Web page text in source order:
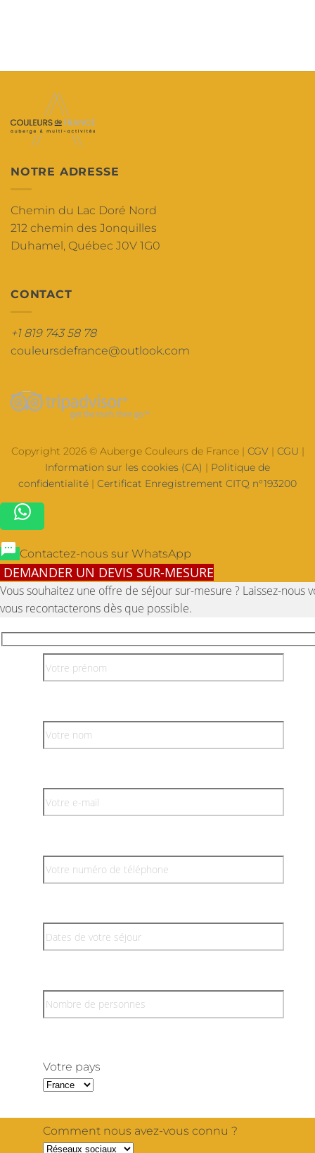
NOTRE ADRESSE
Chemin du Lac Doré Nord
212 chemin des Jonquilles
Duhamel, Québec J0V 1G0
CONTACT
+1 819 743 58 78
couleursdefrance@outlook.com
Copyright 2026 © Auberge Couleurs de France | CGV| CGU |
Information sur les cookies (CA) | Politique de
confidentialité | Certificat Enregistrement CITQ n°193200
Contactez-nous sur WhatsApp
DEMANDER UN DEVIS SUR-MESURE
Vous souhaitez une offre de séjour sur-mesure ? Laissez-nous
vous recontacterons dès que possible.
Votre pays
Comment nous avez-vous connu ?